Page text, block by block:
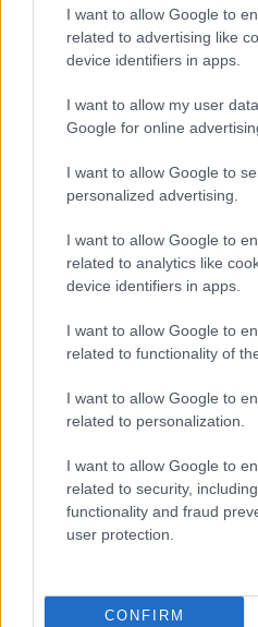
I want to allow Google to
related to advertising like
device identifiers in apps.
I want to allow my user
Google for online
I want to allow Google to
personalized advertising.
I want to allow Google to
related to analytics like
device identifiers in apps.
I want to allow Google to
related to functionality of
I want to allow Google to
related to personalization.
I want to allow Google to
related to security,
functionality and fraud
user protection.
CONFIRM
Ο Νίκος Μπάρκουλης
σύντροφο
Ελένη Δήμου:
κορονοϊό -
στο νοσοκομείο
Τι έγραψε η Ελένη
της προφίλ στο
τραγουδίστρια